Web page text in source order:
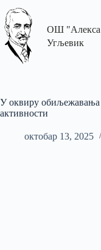
ОШ
Угљевик
У оквиру обиљежавања
активности
октобар 13, 2025